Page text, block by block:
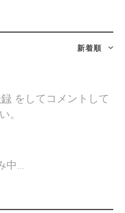
新着順
をしてコメントして
。
中…